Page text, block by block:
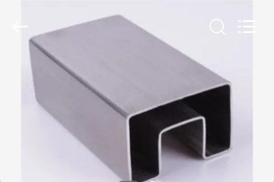
HOGAR
PRODUCTOS
NOSOTROS
Reserved.